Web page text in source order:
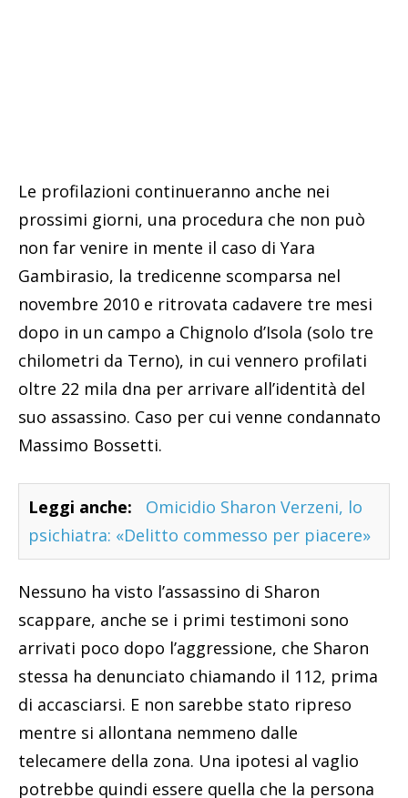
Le profilazioni continueranno anche nei
prossimi giorni, una procedura che non può
non far venire in mente il caso di Yara
Gambirasio, la tredicenne scomparsa nel
novembre 2010 e ritrovata cadavere tre mesi
dopo in un campo a Chignolo d’Isola (solo tre
chilometri da Terno), in cui vennero profilati
oltre 22 mila dna per arrivare all’identità del
suo assassino. Caso per cui venne condannato
Massimo Bossetti.
Leggi anche:
Omicidio Sharon Verzeni, lo
psichiatra: «Delitto commesso per piacere»
Nessuno ha visto l’assassino di Sharon
scappare, anche se i primi testimoni sono
arrivati poco dopo l’aggressione, che Sharon
stessa ha denunciato chiamando il 112, prima
di accasciarsi. E non sarebbe stato ripreso
mentre si allontana nemmeno dalle
telecamere della zona. Una ipotesi al vaglio
potrebbe quindi essere quella che la persona